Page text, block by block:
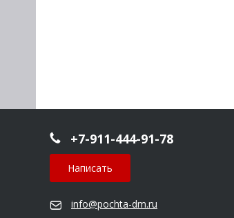
+7-911-444-91-78
Написать
info@pochta-dm.ru